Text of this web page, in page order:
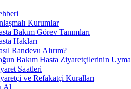
Kurumlar
Bakım Görev Tanımları
Hakları
Randevu Alırım?
Bakım Hasta Ziyaretçilerinin
Saatleri
ve Refakatçi Kuralları
Al